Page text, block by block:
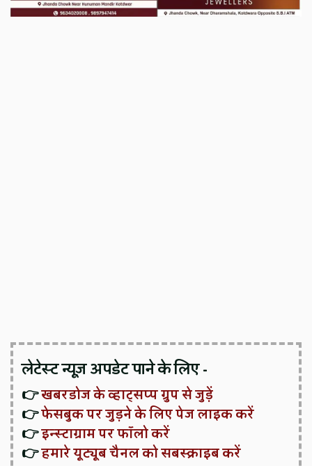
लेटेस्ट न्यूज़ अपडेट पाने के लिए -
👉खबरडोज के व्हाट्सप्प ग्रुप से जुड़ें
👉फेसबुक पर जुड़ने के लिए पेज लाइक करें
👉इन्स्टाग्राम पर फॉलो करें
👉हमारे यूट्यूब चैनल को सबस्क्राइब करें